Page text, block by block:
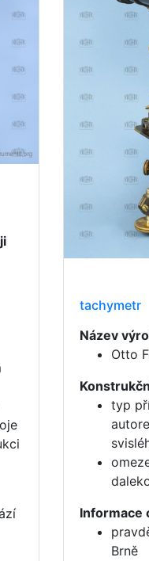
tachymetr
Název
Otto
typ
Informace
Brně